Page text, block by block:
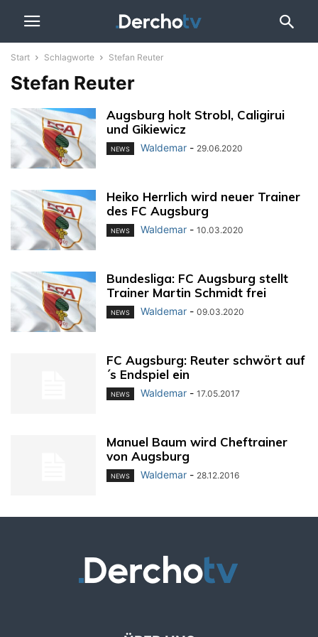
Start Schlagworte Stefan Reuter
Stefan Reuter
Augsburg holt Strobl, Caligirui
und Gikiewicz
NEWS Waldemar - 29.06.2020
Heiko Herrlich wird neuer Trainer
des FC Augsburg
NEWS Waldemar - 10.03.2020
Bundesliga: FC Augsburg stellt
Trainer Martin Schmidt frei
NEWS Waldemar - 09.03.2020
FC Augsburg: Reuter schwört auf
´s Endspiel ein
NEWS Waldemar - 17.05.2017
Manuel Baum wird Cheftrainer
von Augsburg
NEWS Waldemar - 28.12.2016